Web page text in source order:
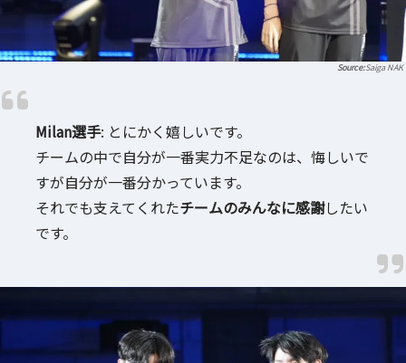
Saiga NAK
Milan選手: とにかく嬉しいです。
チームの中で自分が一番実力不足なのは、悔しいで
すが自分が一番分かっています。
それでも支えてくれたチームのみんなに感謝したい
です。